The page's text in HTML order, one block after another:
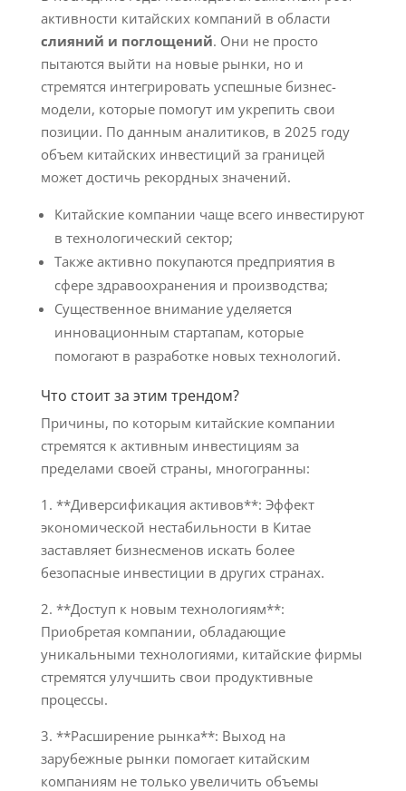
активности китайских компаний в области
слияний и поглощений. Они не просто
пытаются выйти на новые рынки, но и
стремятся интегрировать успешные бизнес-
модели, которые помогут им укрепить свои
позиции. По данным аналитиков, в 2025 году
объем китайских инвестиций за границей
может достичь рекордных значений.
Китайские компании чаще всего инвестируют
в технологический сектор;
Также активно покупаются предприятия в
сфере здравоохранения и производства;
Существенное внимание уделяется
инновационным стартапам, которые
помогают в разработке новых технологий.
Что стоит за этим трендом?
Причины, по которым китайские компании
стремятся к активным инвестициям за
пределами своей страны, многогранны:
1. **Диверсификация активов**: Эффект
экономической нестабильности в Китае
заставляет бизнесменов искать более
безопасные инвестиции в других странах.
2. **Доступ к новым технологиям**:
Приобретая компании, обладающие
уникальными технологиями, китайские фирмы
стремятся улучшить свои продуктивные
процессы.
3. **Расширение рынка**: Выход на
зарубежные рынки помогает китайским
компаниям не только увеличить объемы